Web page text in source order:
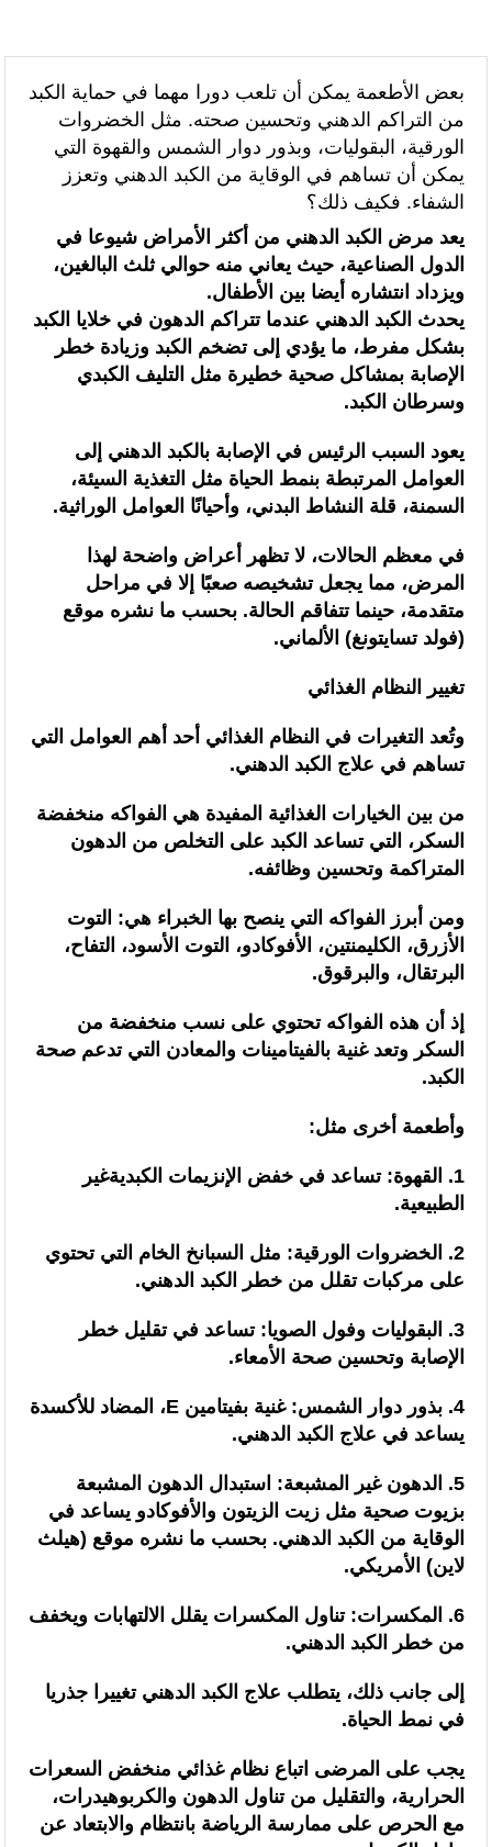
شمال إفريقيا والساحل وغرب إفريقيا (ANSCO) .(بيان صحفي )
قراءة سوسيولوجية :أزمة العبور الجماعي الأخيرة نحو سبتة تكشف عن موت
التاطير الحزبي وهيمنة الخوارزميات والصفحات الافتراضية
القوات المسلحة الملكية .. جاهزية عملياتية وتدخلات جوية منسقة لمكافحة
حرائق الغابات
تدبير ملف الهجرة “مسؤولية مشتركة” والمغرب “تحمل دوما نصيبه منها”
(مصدر حكومي)
برقية تهنئة إلى جلالة الملك من المدير العام لمنظمة “إيسيسكو” بمناسبة عيد
المنتخب المغربي للسيدات يتأهل إلى ربع النهائي عقب تعادله أمام نظيره
السنغالي (0-0)
بعض الأطعمة يمكن أن تلعب دورا مهما في حماية الكبد
من التراكم الدهني وتحسين صحته. مثل الخضروات
الورقية، البقوليات، وبذور دوار الشمس والقهوة التي
يمكن أن تساهم في الوقاية من الكبد الدهني وتعزز
الشفاء. فكيف ذلك؟
يعد مرض الكبد الدهني من أكثر الأمراض شيوعا في
الدول الصناعية، حيث يعاني منه حوالي ثلث البالغين،
ويزداد انتشاره أيضا بين الأطفال.
يحدث الكبد الدهني عندما تتراكم الدهون في خلايا الكبد
بشكل مفرط، ما يؤدي إلى تضخم الكبد وزيادة خطر
الإصابة بمشاكل صحية خطيرة مثل التليف الكبدي
وسرطان الكبد.
يعود السبب الرئيس في الإصابة بالكبد الدهني إلى
العوامل المرتبطة بنمط الحياة مثل التغذية السيئة،
السمنة، قلة النشاط البدني، وأحيانًا العوامل الوراثية.
في معظم الحالات، لا تظهر أعراض واضحة لهذا
المرض، مما يجعل تشخيصه صعبًا إلا في مراحل
متقدمة، حينما تتفاقم الحالة. بحسب ما نشره موقع
(فولد تسايتونغ) الألماني.
تغيير النظام الغذائي
وتُعد التغيرات في النظام الغذائي أحد أهم العوامل التي
تساهم في علاج الكبد الدهني.
من بين الخيارات الغذائية المفيدة هي الفواكه منخفضة
السكر، التي تساعد الكبد على التخلص من الدهون
المتراكمة وتحسين وظائفه.
ومن أبرز الفواكه التي ينصح بها الخبراء هي: التوت
الأزرق، الكليمنتين، الأفوكادو، التوت الأسود، التفاح،
البرتقال، والبرقوق.
إذ أن هذه الفواكه تحتوي على نسب منخفضة من
السكر وتعد غنية بالفيتامينات والمعادن التي تدعم صحة
الكبد.
وأطعمة أخرى مثل:
1. القهوة: تساعد في خفض الإنزيمات الكبديةغير
الطبيعية.
2. الخضروات الورقية: مثل السبانخ الخام التي تحتوي
على مركبات تقلل من خطر الكبد الدهني.
3. البقوليات وفول الصويا: تساعد في تقليل خطر
الإصابة وتحسين صحة الأمعاء.
4. بذور دوار الشمس: غنية بفيتامين E، المضاد للأكسدة
يساعد في علاج الكبد الدهني.
5. الدهون غير المشبعة: استبدال الدهون المشبعة
بزيوت صحية مثل زيت الزيتون والأفوكادو يساعد في
الوقاية من الكبد الدهني. بحسب ما نشره موقع (هيلث
لاين) الأمريكي.
6. المكسرات: تناول المكسرات يقلل الالتهابات ويخفف
من خطر الكبد الدهني.
إلى جانب ذلك، يتطلب علاج الكبد الدهني تغييرا جذريا
في نمط الحياة.
يجب على المرضى اتباع نظام غذائي منخفض السعرات
الحرارية، والتقليل من تناول الدهون والكربوهيدرات،
مع الحرص على ممارسة الرياضة بانتظام والابتعاد عن